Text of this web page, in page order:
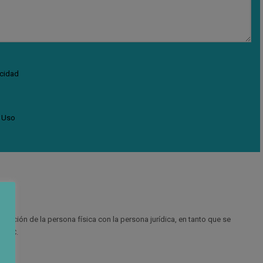
de la persona física con la persona jurídica, en tanto que se
C.C.